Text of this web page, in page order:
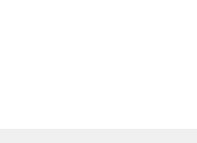
なお おすすめレベル：
ます。